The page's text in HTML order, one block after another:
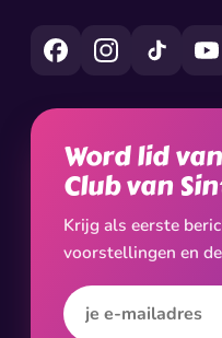
Word lid
Club van
Krijg als eerste
voorstellingen en
E-mailadres